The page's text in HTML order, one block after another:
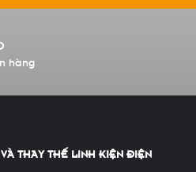
THAY THẾ LINH KIỆN ĐIỆN